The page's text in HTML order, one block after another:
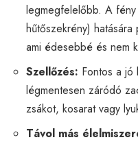
legmegfelelőbb. A
hűtőszekrény)
ami édesebbé és nem
Szellőzés: Fontos a jó
légmentesen záródó
zsákot, kosarat vagy
Távol más